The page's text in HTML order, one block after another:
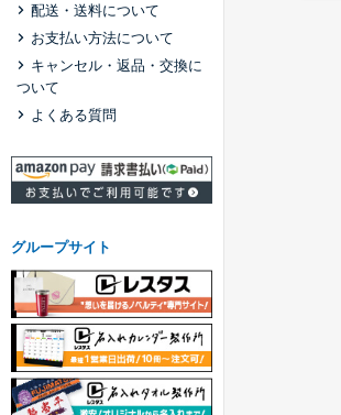
配送・送料について
お支払い方法について
キャンセル・返品・交換に
ついて
よくある質問
グループサイト